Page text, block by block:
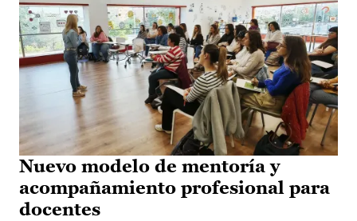
Nuevo modelo de mentoría y
acompañamiento profesional para
docentes